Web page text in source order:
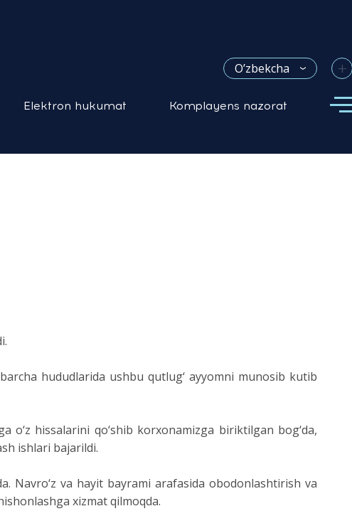
O’zbekcha +
Elektron hukumat Komplayens nazorat
hududlarida ushbu qutlug‘ ayyomni munosib kutib
hissalarini qo‘shib korxonamizga biriktilgan bog‘da,
ishlari bajarildi.
Navro‘z va hayit bayrami arafasida obodonlashtirish va
xizmat qilmoqda.